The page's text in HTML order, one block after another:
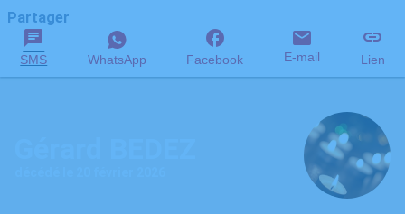
Partager
SMS WhatsApp Facebook E-mail Lien